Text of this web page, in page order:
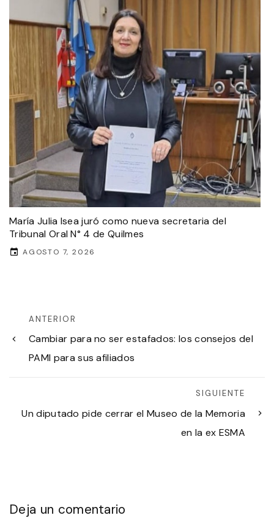
María Julia Isea juró como nueva secretaria del
Tribunal Oral N° 4 de Quilmes
AGOSTO 7, 2026
ANTERIOR
Cambiar para no ser estafados: los consejos del
PAMI para sus afiliados
SIGUIENTE
Un diputado pide cerrar el Museo de la Memoria
en la ex ESMA
Deja un comentario